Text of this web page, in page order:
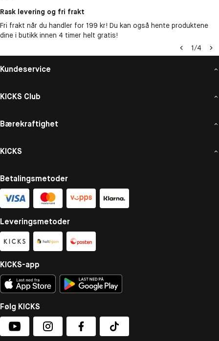
Rask levering og fri frakt
Fri frakt når du handler for 199 kr! Du kan også hente produktene
dine i butikk innen 4 timer helt gratis!
1/4
Kundeservice
KICKS Club
Bærekraftighet
KICKS
Betalingsmetoder
Leveringsmetoder
KICKS-app
Følg KICKS